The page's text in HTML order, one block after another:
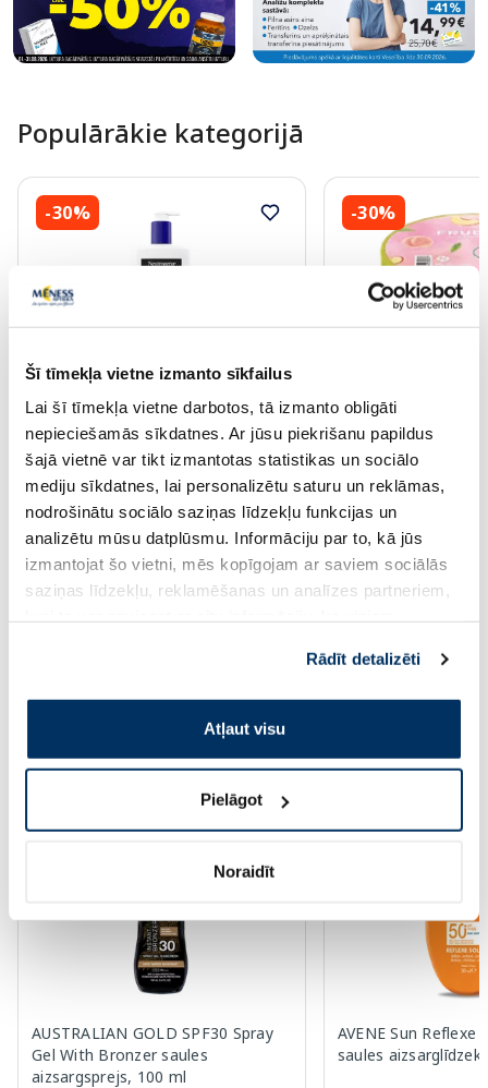
Šī tīmekļa vietne izmanto sīkfailus
Lai šī tīmekļa vietne darbotos, tā izmanto obligāti
nepieciešamās sīkdatnes. Ar jūsu piekrišanu papildus
šajā vietnē var tikt izmantotas statistikas un sociālo
mediju sīkdatnes, lai personalizētu saturu un reklāmas,
nodrošinātu sociālo saziņas līdzekļu funkcijas un
analizētu mūsu datplūsmu. Informāciju par to, kā jūs
izmantojat šo vietni, mēs kopīgojam ar saviem sociālās
saziņas līdzekļu, reklamēšanas un analīzes partneriem,
pakalpojumus. Ja piekrītat šo papildu sīkdatņu
izmantošanai, lūdzu, atzīmējiet savu izvēli:
Rādīt detalizēti
Atļaut visu
Pielāgot
Noraidīt
Populārākie kategorijā
-30%
NEUTROGENA Deep Moisture Fast
Absorbing ķermeņa losjons, 400 ml
6.99 € 9.99 €
Pirkt
Standarta cena: 9.99 €
-30%
FRUDIA My
Soothing gels, 300
4.89 €
Standarta cena: 6.99 €
Saules aizsardzībai vasarā ☀️
Vairāk...
AUSTRALIAN GOLD SPF30 Spray
Gel With Bronzer saules
aizsargsprejs, 100 ml
-60%
AVENE Sun Reflexe
saules